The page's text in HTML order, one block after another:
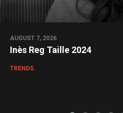
AUGUST 7, 2026
Inès Reg Taille 2024
TRENDS